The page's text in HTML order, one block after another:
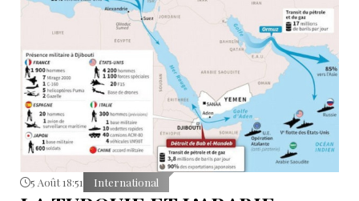
5 Août 18:51 International